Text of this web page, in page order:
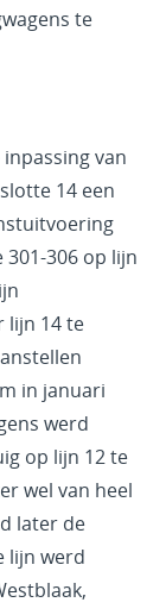
te
van
14 een
306 op lijn
lijn 14 te
in januari
werd
op lijn 12 te
wel van heel
later de
lijn werd